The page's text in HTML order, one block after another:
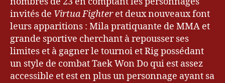
invités de Virtua Fighteret deux nouveaux font
leurs apparitions : Mila pratiquante de MMA et
grande sportive cherchant à repousser ses
limites et à gagner le tournoi et Rig possédant
un style de combat Taek Won Do qui est assez
accessible et est en plus un personnage ayant sa